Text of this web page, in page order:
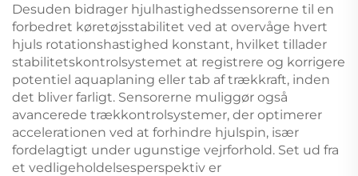
Desuden bidrager hjulhastighedssensorerne til en
forbedret køretøjsstabilitet ved at overvåge hvert
hjuls rotationshastighed konstant, hvilket tillader
stabilitetskontrolsystemet at registrere og korrigere
potentiel aquaplaning eller tab af trækkraft, inden
det bliver farligt. Sensorerne muliggør også
avancerede trækkontrolsystemer, der optimerer
accelerationen ved at forhindre hjulspin, især
fordelagtigt under ugunstige vejrforhold. Set ud fra
et vedligeholdelsesperspektiv er